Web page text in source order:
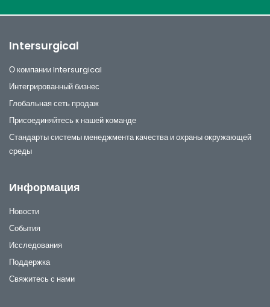
Intersurgical
О компании Intersurgical
Интегрированный бизнес
Глобальная сеть продаж
Присоединяйтесь к нашей команде
Стандарты системы менеджмента качества и охраны окружающей
среды
Информация
Новости
События
Исследования
Поддержка
Свяжитесь с нами